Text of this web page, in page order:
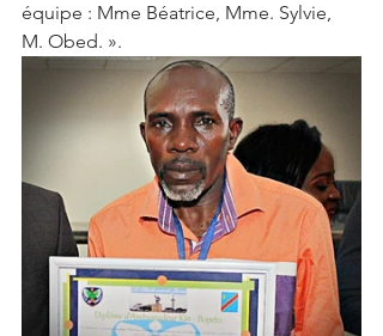
équipe : Mme Béatrice, Mme. Sylvie,
M. Obed. ».